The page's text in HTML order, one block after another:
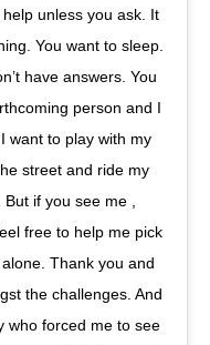
unless you ask. It
You want to sleep.
have answers. You
person and I
want to play with my
street and ride my
if you see me ,
free to help me pick
Thank you and
the challenges. And
who forced me to see